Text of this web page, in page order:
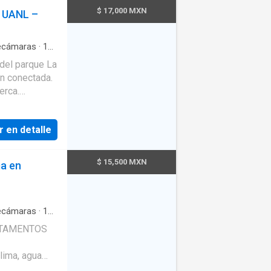
las
con
–
· 1
parque La
conectada.
paga
ID:
en detalle
$ 17,000 MXN
en
· 1
·
agua
$ 15,500 MXN